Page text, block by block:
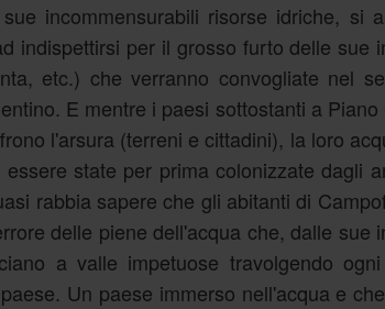
incommensurabili risorse idriche, si
indispettirsi per il grosso furto delle sue
etc.) che verranno convogliate nel
E mentre i paesi sottostanti a Piano
l'arsura (terreni e cittadini), la loro
state per prima colonizzate dagli
rabbia sapere che gli abitanti di
delle piene dell'acqua che, dalle sue
a valle impetuose travolgendo ogni
Un paese immerso nell'acqua e